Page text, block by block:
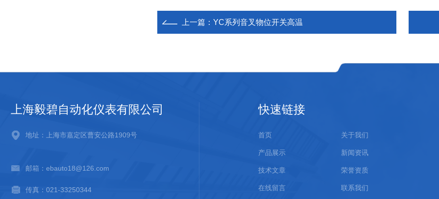
上一篇： YC系列音叉物位开关高温
上海毅碧自动化仪表有限公司
地址：上海市嘉定区曹安公路1909号
邮箱：ebauto18@126.com
传真：021-33250344
快速链接
首页 关于我们
产品展示 新闻资讯
技术文章 荣誉资质
在线留言 联系我们